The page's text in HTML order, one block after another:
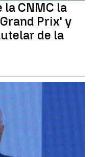
la CNMC la
Prix' y
de la